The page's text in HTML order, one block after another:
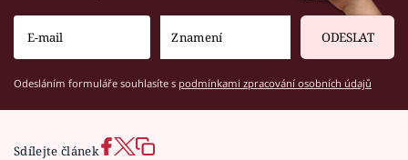
ODESLAT
Odesláním formuláře souhlasíte s podmínkami zpracování osobních údajů
Sdílejte článek